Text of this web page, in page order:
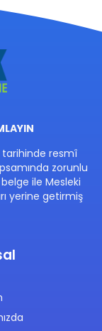
tarihinde resmî
zorunlu
ile Mesleki
yerine getirmiş